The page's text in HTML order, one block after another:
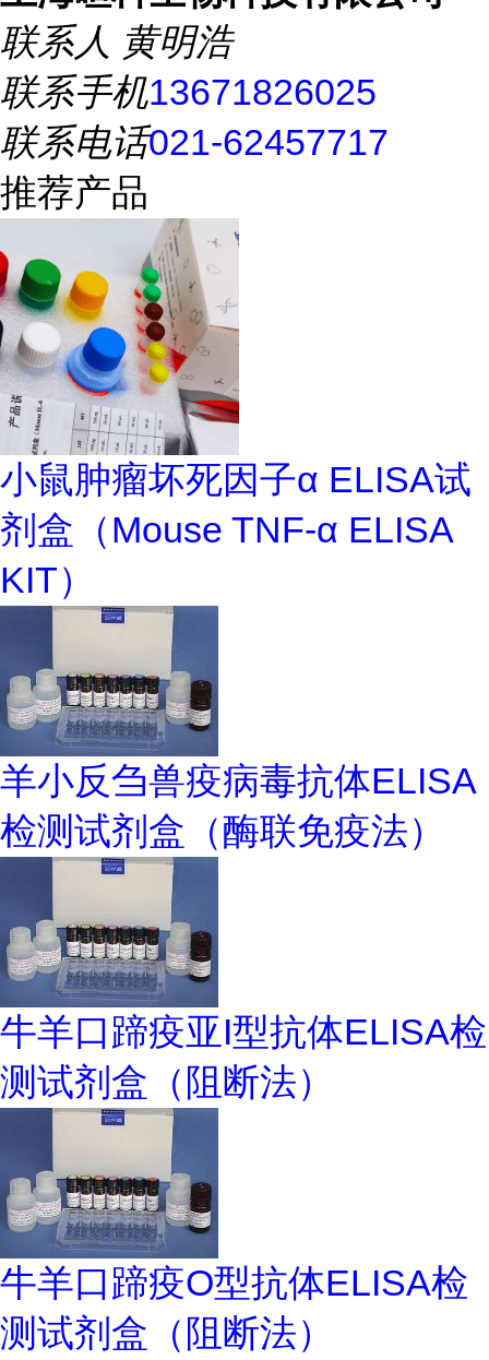
联系人 黄明浩
联系手机13671826025
联系电话021-62457717
推荐产品
小鼠肿瘤坏死因子α ELISA试
剂盒（Mouse TNF-α ELISA
KIT）
羊小反刍兽疫病毒抗体ELISA
检测试剂盒（酶联免疫法）
牛羊口蹄疫亚I型抗体ELISA检
测试剂盒（阻断法）
牛羊口蹄疫O型抗体ELISA检
测试剂盒（阻断法）